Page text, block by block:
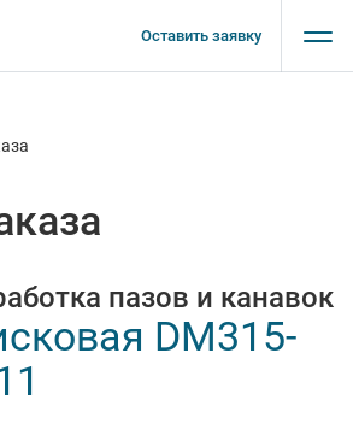
Оставить заявку
пазов и канавок
DM315-